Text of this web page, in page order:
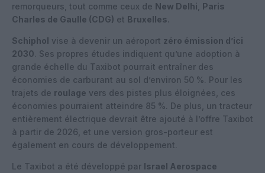
remorqueurs, tout comme ceux de New Delhi Paris
Charles de Gaulle (CDG) et Bruxelles.
Schiphol vise à devenir un aéroport zéro émission d’ici
2030. Ses propres études indiquent qu’une adoption à
grande échelle du Taxibot pourrait entraîner des
économies de carburant au sol d’environ 50 %. Pour les
trajets de roulage vers des pistes plus éloignées, ces
économies pourraient atteindre 85 %. De plus, un tracteur
entièrement électrique devrait être ajouté à l’offre Taxibot
à partir de 2026, et une version gros-porteur est
également en cours de développement.
Le Taxibot a été développé par Israel Aerospace